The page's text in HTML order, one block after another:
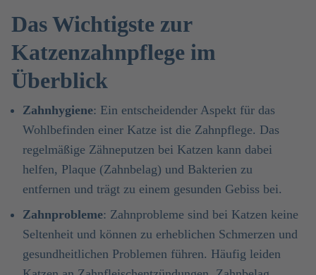
Das Wichtigste zur
Katzenzahnpflege im
Überblick
Zahnhygiene: Ein entscheidender Aspekt für das
Wohlbefinden einer Katze ist die Zahnpflege. Das
regelmäßige Zähneputzen bei Katzen kann dabei
helfen, Plaque (Zahnbelag) und Bakterien zu
entfernen und trägt zu einem gesunden Gebiss bei.
Zahnprobleme: Zahnprobleme sind bei Katzen keine
Seltenheit und können zu erheblichen Schmerzen und
gesundheitlichen Problemen führen. Häufig leiden